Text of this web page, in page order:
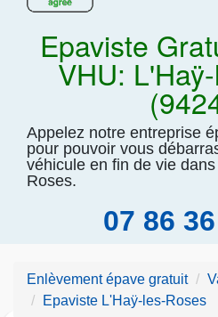
Epaviste
VHU:
Appelez notre entreprise
pour pouvoir vous
véhicule en fin de vie
Roses.
07 86
Enlèvement épave gratuit
Epaviste L'Haÿ-les-Roses